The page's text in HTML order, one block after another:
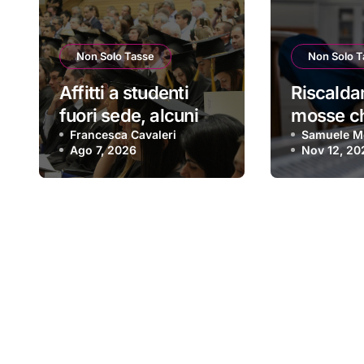
Non Solo Tasse
Affitti a studenti
fuori sede, alcuni
consigli per evitare
le truffe
Francesca Cavaleri
Ago 7, 2026
Non Solo
mosse
(e che
soldini)
Samuele
Nov 12,